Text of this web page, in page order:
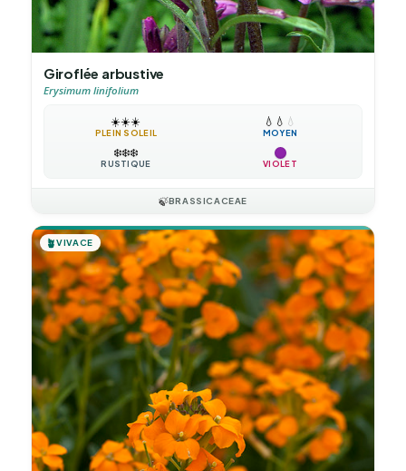
Giroflée arbustive
Erysimum linifolium
☀️☀️☀️
PLEIN SOLEIL
💧 💧 💧
MOYEN
❄️❄️❄️
RUSTIQUE VIOLET
🍃BRASSICACEAE
🪴VIVACE